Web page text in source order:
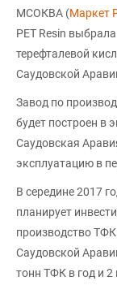
МСОКВА (Маркет
PET Resin
терефталевой
Саудовской
Завод по
будет построен в
Саудовская
эксплуатацию в
В середине 2017
планирует
производство
Саудовской
тонн ТФК в год и 2